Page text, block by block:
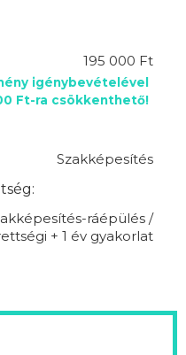
195 000 Ft
igénybevételével
Ft-ra csökkenthető!
Szakképesítés
ráépülés /
+ 1 év gyakorlat